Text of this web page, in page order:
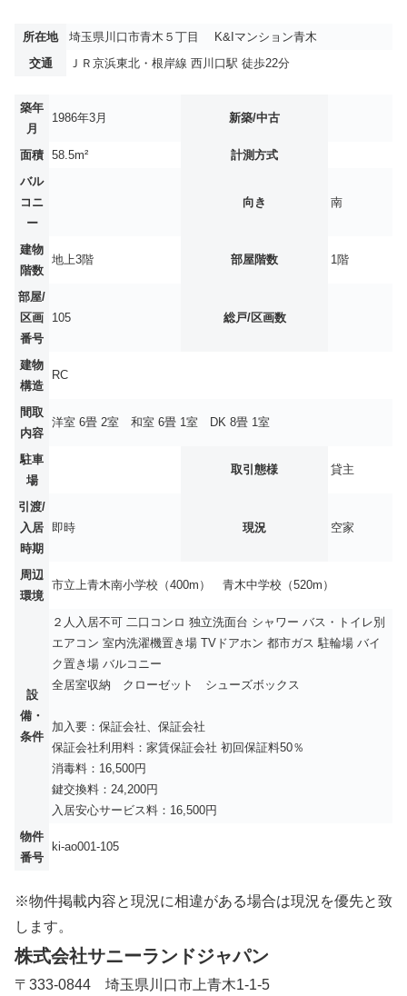
所在地
埼玉県川口市青木５丁目 K&Iマンション青木
交通
ＪＲ京浜東北・根岸線 西川口駅 徒歩22分
築年
月
1986年3月 新築/中古
面積 58.5m²
計測方式
バル
コニ
ー
向き 南
建物
階数
地上3階 部屋階数 1階
部屋/
区画
番号
105 総戸/区画数
建物
構造
RC
間取
内容
洋室 6畳 2室 和室 6畳 1室 DK 8畳 1室
駐車
場
取引態様 貸主
引渡/
入居
時期
即時 現況 空家
周辺
環境
市立上青木南小学校（400m） 青木中学校（520m）
設
備・
条件
２人入居不可 二口コンロ 独立洗面台 シャワー バス・トイレ別
エアコン 室内洗濯機置き場 TVドアホン 都市ガス 駐輪場 バイ
ク置き場 バルコニー
全居室収納 クローゼット シューズボックス
加入要：保証会社、保証会社
保証会社利用料：家賃保証会社 初回保証料50％
消毒料：16,500円
鍵交換料：24,200円
入居安心サービス料：16,500円
物件
番号
ki-ao001-105
※物件掲載内容と現況に相違がある場合は現況を優先と致
します。
株式会社サニーランドジャパン
〒333-0844 埼玉県川口市上青木1-1-5